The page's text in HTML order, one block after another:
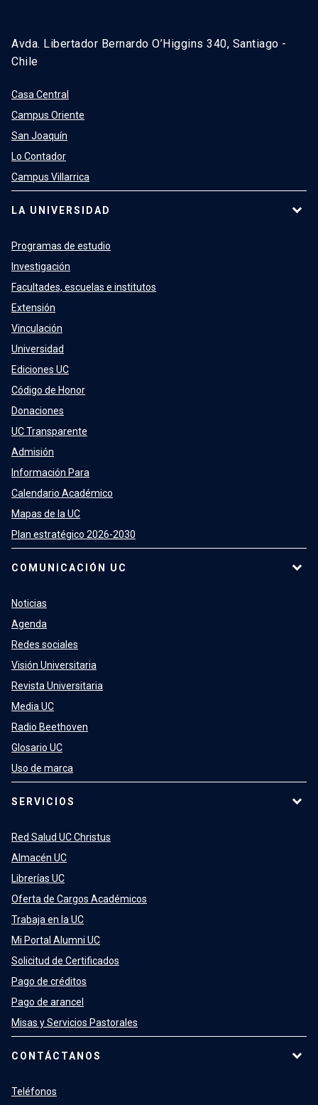
Avda. Libertador Bernardo O’Higgins 340, Santiago -
Chile
Casa Central
Campus Oriente
San Joaquín
Lo Contador
Campus Villarrica
LA UNIVERSIDAD
Programas de estudio
Investigación
Facultades, escuelas e institutos
Extensión
Vinculación
Universidad
Ediciones UC
Código de Honor
Donaciones
UC Transparente
Admisión
Información Para
Calendario Académico
Mapas de la UC
Plan estratégico 2026-2030
COMUNICACIÓN UC
Noticias
Agenda
Redes sociales
Visión Universitaria
Revista Universitaria
Media UC
Radio Beethoven
Glosario UC
Uso de marca
SERVICIOS
Red Salud UC Christus
Almacén UC
Librerías UC
Oferta de Cargos Académicos
Trabaja en la UC
Mi Portal Alumni UC
Solicitud de Certificados
Pago de créditos
Pago de arancel
Misas y Servicios Pastorales
CONTÁCTANOS
Teléfonos